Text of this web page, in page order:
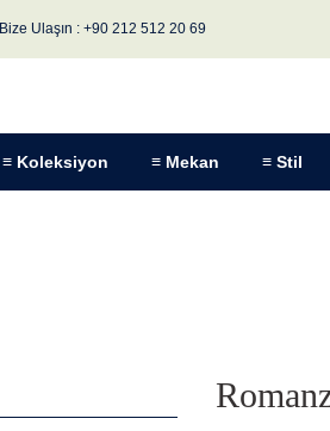
Bize Ulaşın : +90 212 512 20 69
≡ Koleksiyon ≡ Mekan ≡ Stil